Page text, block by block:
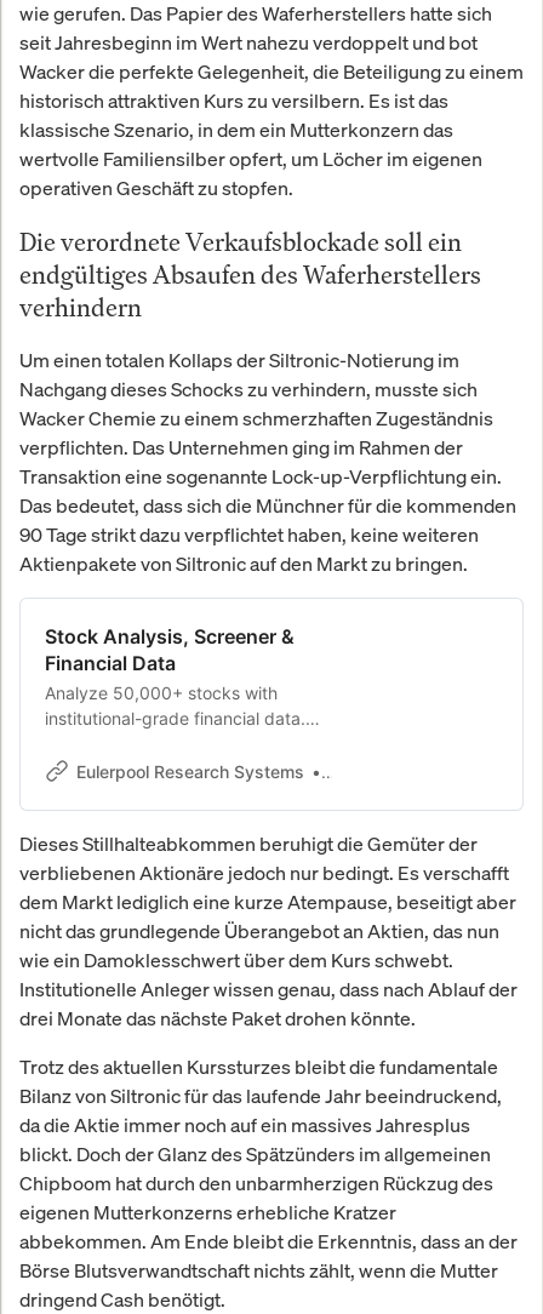
wie gerufen. Das Papier des Waferherstellers hatte sich
seit Jahresbeginn im Wert nahezu verdoppelt und bot
Wacker die perfekte Gelegenheit, die Beteiligung zu einem
historisch attraktiven Kurs zu versilbern. Es ist das
klassische Szenario, in dem ein Mutterkonzern das
wertvolle Familiensilber opfert, um Löcher im eigenen
operativen Geschäft zu stopfen.
Die verordnete Verkaufsblockade soll ein
endgültiges Absaufen des Waferherstellers
verhindern
Um einen totalen Kollaps der Siltronic-Notierung im
Nachgang dieses Schocks zu verhindern, musste sich
Wacker Chemie zu einem schmerzhaften Zugeständnis
verpflichten. Das Unternehmen ging im Rahmen der
Transaktion eine sogenannte Lock-up-Verpflichtung ein.
Das bedeutet, dass sich die Münchner für die kommenden
90 Tage strikt dazu verpflichtet haben, keine weiteren
Aktienpakete von Siltronic auf den Markt zu bringen.
Stock Analysis, Screener &
Financial Data
Analyze 50,000+ stocks with
institutional-grade financial data.
estimates, dividend calendar, and
Eulerpool Research Systems Eulerpool Research
Dieses Stillhalteabkommen beruhigt die Gemüter der
verbliebenen Aktionäre jedoch nur bedingt. Es verschafft
dem Markt lediglich eine kurze Atempause, beseitigt aber
nicht das grundlegende Überangebot an Aktien, das nun
wie ein Damoklesschwert über dem Kurs schwebt.
Institutionelle Anleger wissen genau, dass nach Ablauf der
drei Monate das nächste Paket drohen könnte.
Trotz des aktuellen Kurssturzes bleibt die fundamentale
Bilanz von Siltronic für das laufende Jahr beeindruckend,
da die Aktie immer noch auf ein massives Jahresplus
blickt. Doch der Glanz des Spätzünders im allgemeinen
Chipboom hat durch den unbarmherzigen Rückzug des
eigenen Mutterkonzerns erhebliche Kratzer
abbekommen. Am Ende bleibt die Erkenntnis, dass an der
Börse Blutsverwandtschaft nichts zählt, wenn die Mutter
dringend Cash benötigt.